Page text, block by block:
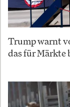
Trump warnt
das für Märkte